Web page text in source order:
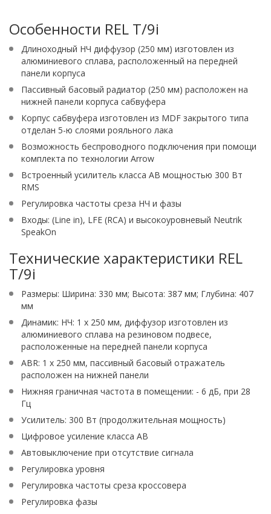
Особенности REL T/9i
Длиноходный НЧ диффузор (250 мм) изготовлен из
алюминиевого сплава, расположенный на передней
панели корпуса
Пассивный басовый радиатор (250 мм) расположен на
нижней панели корпуса сабвуфера
Корпус сабвуфера изготовлен из MDF закрытого типа
отделан 5-ю слоями рояльного лака
Возможность беспроводного подключения при помощи
комплекта по технологии Arrow
Встроенный усилитель класса AB мощностью 300 Вт
RMS
Регулировка частоты среза НЧ и фазы
Входы: (Line in), LFE (RCA) и высокоуровневый Neutrik
SpeakOn
Технические характеристики REL
T/9i
Размеры: Ширина: 330 мм; Высота: 387 мм; Глубина: 407
мм
Динамик: НЧ: 1 х 250 мм, диффузор изготовлен из
алюминиевого сплава на резиновом подвесе,
расположенные на передней панели корпуса
ABR: 1 x 250 мм, пассивный басовый отражатель
расположен на нижней панели
Нижняя граничная частота в помещении: - 6 дБ, при 28
Гц
Усилитель: 300 Вт (продолжительная мощность)
Цифровое усиление класса AB
Автовыключение при отсутствие сигнала
Регулировка уровня
Регулировка частоты среза кроссовера
Регулировка фазы